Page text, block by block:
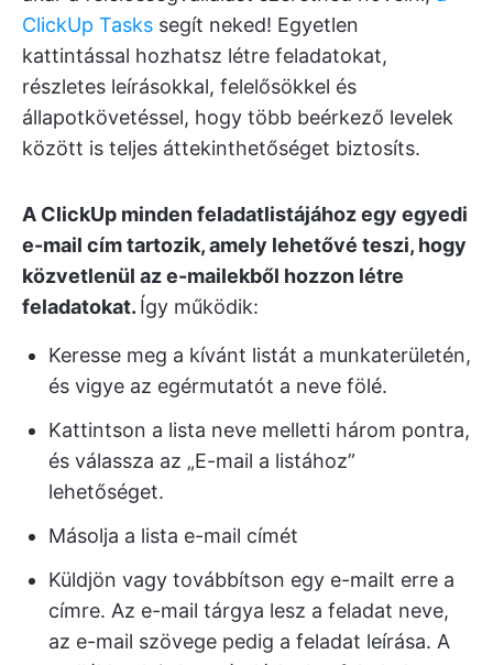
ClickUp Tasks segít neked! Egyetlen
kattintással hozhatsz létre feladatokat,
részletes leírásokkal, felelősökkel és
állapotkövetéssel, hogy több beérkező levelek
között is teljes áttekinthetőséget biztosíts.
A ClickUp minden feladatlistájához egy egyedi
e-mail cím tartozik, amely lehetővé teszi, hogy
közvetlenül az e-mailekből hozzon létre
feladatokat. Így működik:
Keresse meg a kívánt listát a munkaterületén,
és vigye az egérmutatót a neve fölé.
Kattintson a lista neve melletti három pontra,
és válassza az „E-mail a listához”
lehetőséget.
Másolja a lista e-mail címét
Küldjön vagy továbbítson egy e-mailt erre a
címre. Az e-mail tárgya lesz a feladat neve,
az e-mail szövege pedig a feladat leírása. A